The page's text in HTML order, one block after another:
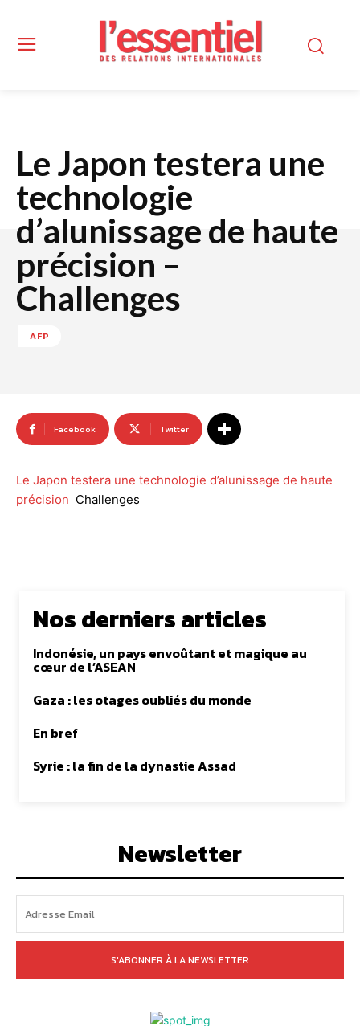
Le Japon testera une
technologie
d’alunissage de haute
précision –
Challenges
AFP
Facebook Twitter
Le Japon testera une technologie d’alunissage de haute
précision Challenges
Nos derniers articles
Indonésie, un pays envoûtant et magique au
cœur de l’ASEAN
Gaza : les otages oubliés du monde
En bref
Syrie : la fin de la dynastie Assad
Newsletter
S'ABONNER À LA NEWSLETTER